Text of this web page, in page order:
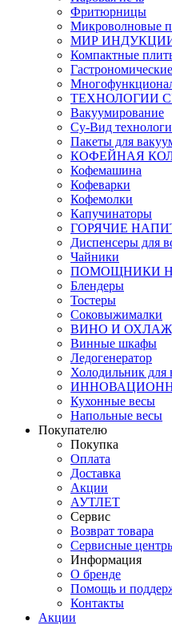
Фритюрницы
Микроволновые
МИР
Компактные
ТЕХНОЛОГИИ
Вакуумирование
Су-Вид
Пакеты для
КОФЕЙНАЯ
Кофемашина
Кофеварки
Кофемолки
Капучинаторы
ГОРЯЧИЕ
Диспенсеры для
Чайники
ПОМОЩНИКИ
Блендеры
Тостеры
Соковыжималки
ВИНО И
Винные шкафы
Ледогенератор
Холодильник для
Кухонные весы
Напольные весы
Покупателю
Покупка
Оплата
Доставка
Акции
АУТЛЕТ
Сервис
Возврат товара
Сервисные
Информация
О бренде
Помощь и
Контакты
Акции